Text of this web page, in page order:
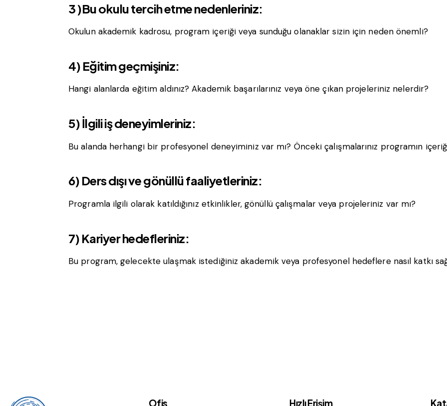
3 )Bu okulu tercih etme nedenleriniz:
Okulun akademik kadrosu, program içeriği veya sunduğu olanaklar sizin için neden önemli?
4) Eğitim geçmişiniz:
Hangi alanlarda eğitim aldınız? Akademik başarılarınız veya öne çıkan projeleriniz nelerdir?
5) İlgili iş deneyimleriniz:
Bu alanda herhangi bir profesyonel deneyiminiz var mı? Önceki çalışmalarınız programın
6) Ders dışı ve gönüllü faaliyetleriniz:
Programla ilgili olarak katıldığınız etkinlikler, gönüllü çalışmalar veya projeleriniz var mı?
7) Kariyer hedefleriniz:
Bu program, gelecekte ulaşmak istediğiniz akademik veya profesyonel hedeflere nasıl katkı
Ofis Hızlı Erişim